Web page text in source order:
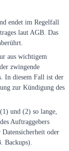
endet im Regelfall
laut AGB. Das
aus wichtigem
zwingende
In diesem Fall ist der
zur Kündigung des
und (2) so lange,
Auftraggebers
oder
Backups).